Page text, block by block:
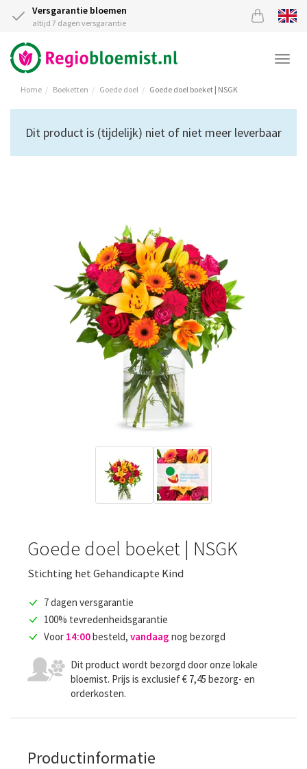
Versgarantie bloemen
altijd 7 dagen versgarantie
Home Boeketten Goede doel Goede doel boeket | NSGK
Dit product is (tijdelijk) niet of niet meer leverbaar
Goede doel boeket | NSGK
Stichting het Gehandicapte Kind
7 dagen versgarantie
100% tevredenheidsgarantie
Voor 14:00besteld, vandaag nog bezorgd
Dit product wordt bezorgd door onze lokale
bloemist. Prijs is exclusief € 7,45 bezorg- en
orderkosten.
Productinformatie